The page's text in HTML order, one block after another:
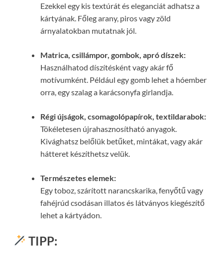
Ezekkel egy kis textúrát és eleganciát adhatsz a
kártyának. Főleg arany, piros vagy zöld
árnyalatokban mutatnak jól.
Matrica, csillámpor, gombok, apró díszek:
Használhatod díszítésként vagy akár fő
motívumként. Például egy gomb lehet a hóember
orra, egy szalag a karácsonyfa girlandja.
Régi újságok, csomagolópapírok, textildarabok:
Tökéletesen újrahasznosítható anyagok.
Kivághatsz belőlük betűket, mintákat, vagy akár
hátteret készíthetsz velük.
Természetes elemek:
Egy toboz, szárított narancskarika, fenyőtű vagy
fahéjrúd csodásan illatos és látványos kiegészítő
lehet a kártyádon.
TIPP: